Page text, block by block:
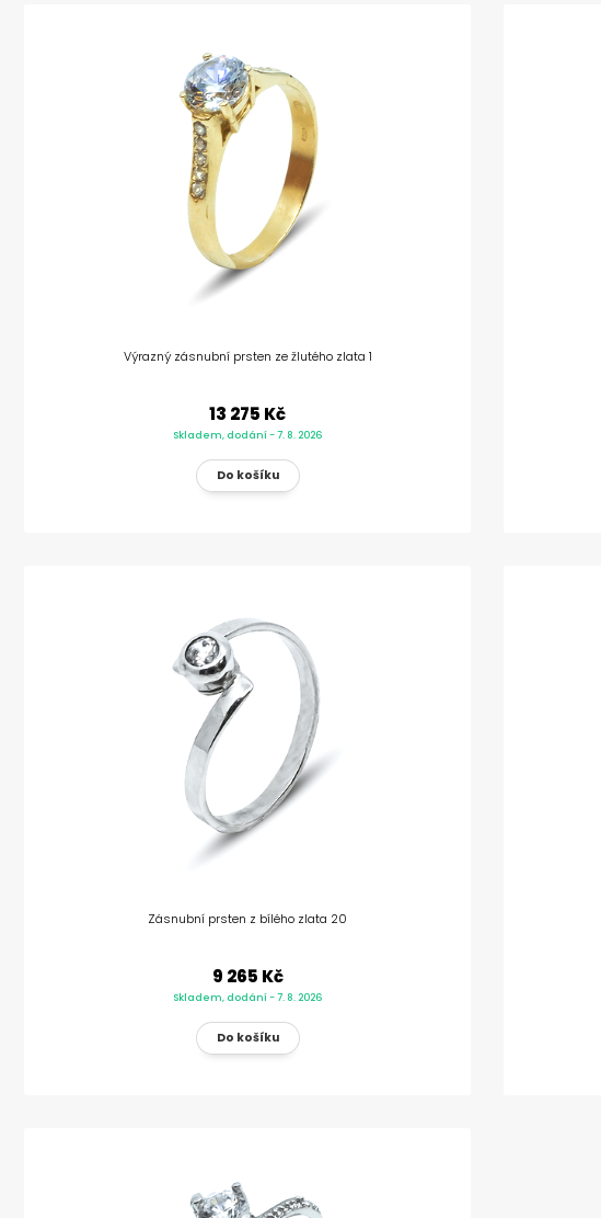
Výrazný zásnubní prsten ze žlutého zlata 1
13 275 Kč
Skladem, dodání - 7. 8. 2026
Zásnubní prsten z bílého zlata 20
9 265 Kč
Skladem, dodání - 7. 8. 2026